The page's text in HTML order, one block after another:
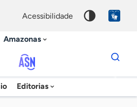
acessibilidade
Amazonas
Agência
Sebrae
Editorias
Dados
para
chave